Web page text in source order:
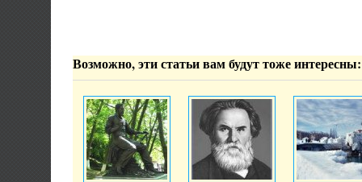
Возможно, эти статьи вам будут тоже интересны: